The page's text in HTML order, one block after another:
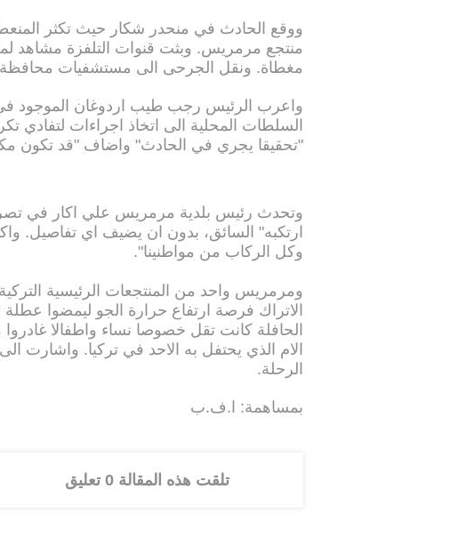
ووقع الحادث في منحدر شكار حيث تكثر
منتجع مرمريس. وبثت قنوات التلفزة مشاهد
مغطاة. ونقل الجرحى الى مستشفيات محافظة
واعرب الرئيس رجب طيب اردوغان الموجود في
السلطات المحلية الى اتخاذ اجراءات
"تحقيقا يجري في الحادث" واضاف "قد تكون
وتحدث رئيس بلدية مرمريس علي اكار في
ارتكبه" السائق، بدون ان يضيف اي تفاصيل.
وكل الركاب من مواطنينا".
ومرمريس واحد من المنتجعات الرئيسية
الاتراك فرصة ارتفاع حرارة الجو ليمضوا عطلة
الحافلة كانت تقل خصوصا نساء واطفالا
الام الذي يحتفل به الاحد في تركيا. واشارت
الرحلة.
بمساهمة: ا.ف.ب
تلقت هذه المقالة 0 تعليق